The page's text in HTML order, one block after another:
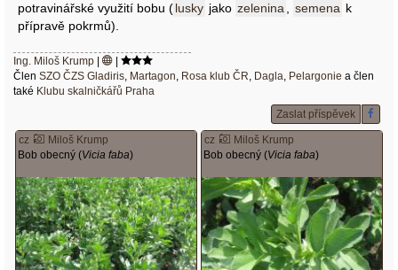
potravinářské využití bobu (lusky jako zelenina, semena k
přípravě pokrmů).
Ing. Miloš Krump
Člen SZO ČZS Gladiris, Martagon, Rosa klub ČR, Dagla, Pelargonie a člen
také Klubu skalničkářů Praha
Zaslat příspěvek
cz
Miloš Krump
Bob obecný (Vicia faba)
cz
Miloš Krump
Bob obecný (Vicia faba)